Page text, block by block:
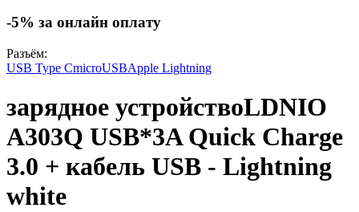
-5% за онлайн оплату
Разъём:
USB Type CmicroUSBApple Lightning
зарядное устройствоLDNIO
A303Q USB*3A Quick Charge
3.0 + кабель USB - Lightning
white